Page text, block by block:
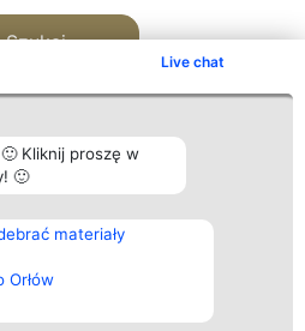
Live chat
Kliknij proszę w
🙂
materiały
Orłów
Szukaj
wszystkich
Kontakt
Kontakt